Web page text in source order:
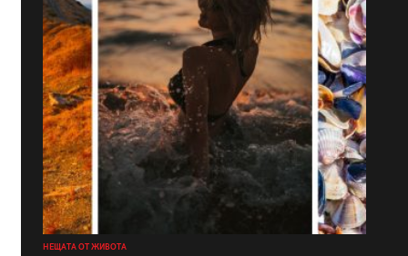
НЕЩАТА ОТ ЖИВОТА